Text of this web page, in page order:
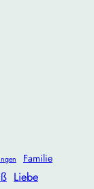
Familie
Liebe